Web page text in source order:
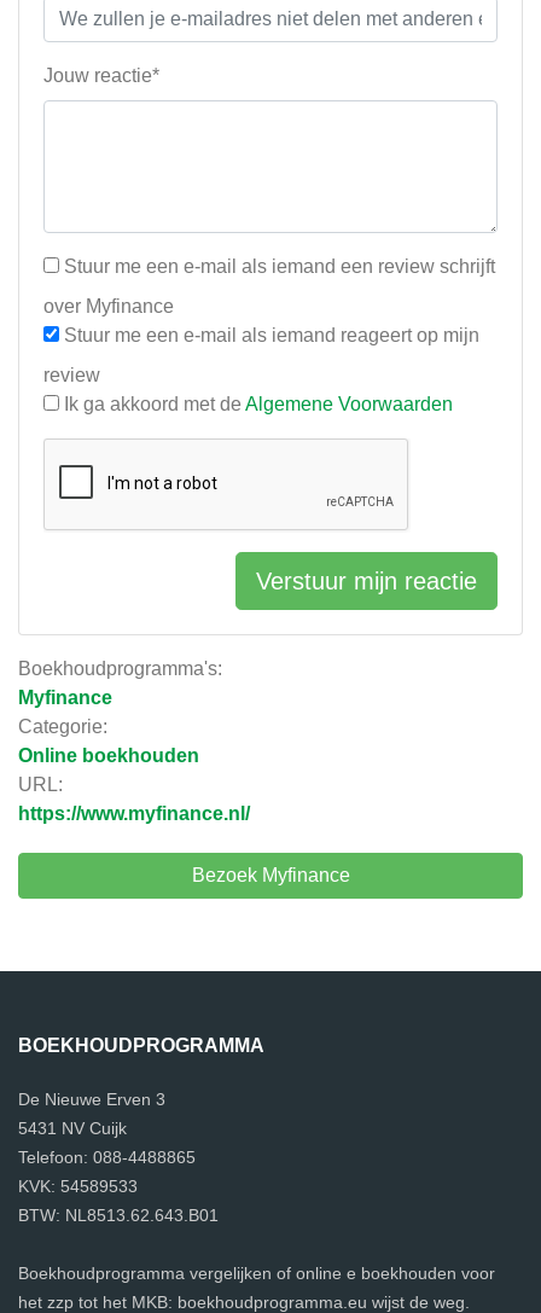
Boekhoudprogramma's:
Myfinance
Categorie:
Online boekhouden
URL:
https://www.myfinance.nl/
Bezoek Myfinance
Jouw reactie*
Stuur me een e-mail als iemand een review schrijft
over Myfinance
Stuur me een e-mail als iemand reageert op mijn
review
Ik ga akkoord met de Algemene Voorwaarden
Verstuur mijn reactie
BOEKHOUDPROGRAMMA
De Nieuwe Erven 3
5431 NV Cuijk
Telefoon: 088-4488865
KVK: 54589533
BTW: NL8513.62.643.B01
Boekhoudprogramma vergelijken of online e boekhouden voor
het zzp tot het MKB: boekhoudprogramma.eu wijst de weg.